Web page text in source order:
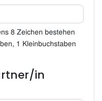
8 Zeichen bestehen
1 Kleinbuchstaben
in